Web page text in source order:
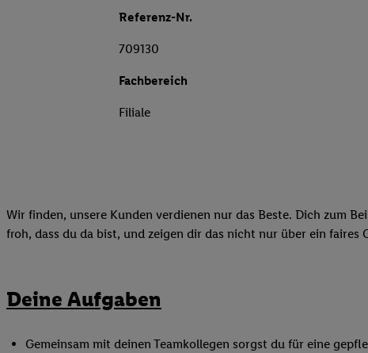
Referenz-Nr.
709130
Fachbereich
Filiale
Wir finden, unsere Kunden verdienen nur das Beste. Dich zum
froh, dass du da bist, und zeigen dir das nicht nur über ein
Deine Aufgaben
Gemeinsam mit deinen Teamkollegen sorgst du für eine